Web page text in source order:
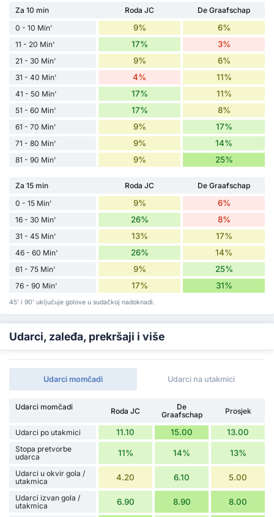
Za 10 min Roda JC
De Graafschap
0 - 10 Min'
9% 6%
11 - 20 Min' 17% 3%
21 - 30 Min' 9% 6%
31 - 40 Min' 4% 11%
41 - 50 Min' 17% 11%
51 - 60 Min' 17% 8%
61 - 70 Min' 9% 17%
71 - 80 Min' 9% 14%
81 - 90 Min' 9% 25%
Za 15 min Roda JC
De Graafschap
0 - 15 Min'
9% 6%
16 - 30 Min' 26% 8%
31 - 45 Min' 13% 17%
46 - 60 Min' 26% 14%
61 - 75 Min' 9% 25%
76 - 90 Min' 17% 31%
45' i 90' uključuje golove u sudačkoj nadoknadi.
Udarci, zaleđa, prekršaji i više
Udarci momčadi Udarci na utakmici
Udarci momčadi Roda JC
De
Graafschap
Prosjek
Udarci po utakmici 11.10 15.00 13.00
Stopa pretvorbe
udarca
11% 14% 13%
Udarci u okvir gola /
utakmica
4.20 6.10 5.00
Udarci izvan gola /
utakmica
6.90 8.90 8.00